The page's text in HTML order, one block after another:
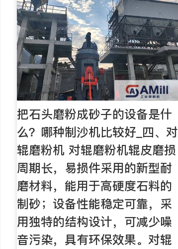
把石头磨粉成砂子的设备是什
么？哪种制沙机比较好_四、对
辊磨粉机 对辊磨粉机辊皮磨损
周期长，易损件采用的新型耐
磨材料，能用于高硬度石料的
制砂；设备性能稳定可靠，采
用独特的结构设计，可减少噪
音污染，具有环保效果。对辊